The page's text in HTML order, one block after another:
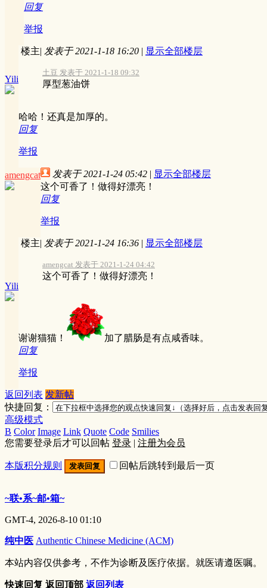
回复
举报
Yili
楼主| 发表于 2021-1-18 16:20 | 显示全部楼层
土豆 发表于 2021-1-18 09:32
厚型葱油饼
哈哈！还真是加厚的。
回复
举报
amengcat 发表于 2021-1-24 05:42 | 显示全部楼层
这个可香了！做得好漂亮！
回复
举报
Yili
楼主| 发表于 2021-1-24 16:36 | 显示全部楼层
amengcat 发表于 2021-1-24 04:42
这个可香了！做得好漂亮！
谢谢猫猫！
加了腊肠是有点咸香味。
回复
举报
返回列表 发新帖
快捷回复：
高级模式
B Color Image Link Quote Code Smilies
您需要登录后才可以回帖 登录 | 注册为会员
本版积分规则 发表回复 回帖后跳转到最后一页
~联•系~邮•箱~
GMT-4, 2026-8-10 01:10
纯中医 Authentic Chinese Medicine (ACM)
本站内容仅供参考，不作为诊断及医疗依据。就医请遵医嘱。
快速回复 返回顶部 返回列表